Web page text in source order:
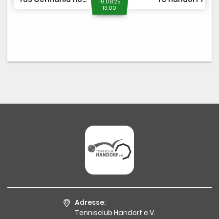
13:00
Adresse:
Tennisclub Handorf e.V.